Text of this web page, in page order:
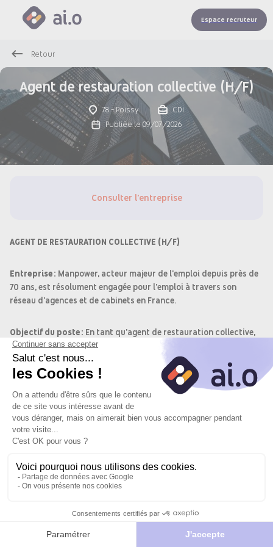
Espace recruteur
Retour
Agent de restauration collective (H/F)
78 - Poissy
CDI
Publiée le 09/07/2026
Consulter l'entreprise
AGENT DE RESTAURATION COLLECTIVE (H/F)
Entreprise: Manpower, acteur majeur de l’emploi depuis près de
70 ans, est résolument engagée pour l’emploi à travers son
réseau d’agences et de cabinets en France.
Objectif du poste: En tant qu'agent de restauration collective,
vous serez en charge d'accueillir, servir les clients, assurer la
mise en place du service, le nettoyage de la salle et la réalisation
des repas dans le respect des normes d'hygiène et de sécurité.
Missions:
Accueillir et servir les clients
Mise en place du service
Nettoyage et rangement de la salle
Préparation des repas (épluchage, dressage)
Respect des normes d'hygiène et de sécurité
Postuler
vers le site
partenaire
Je
Postuler